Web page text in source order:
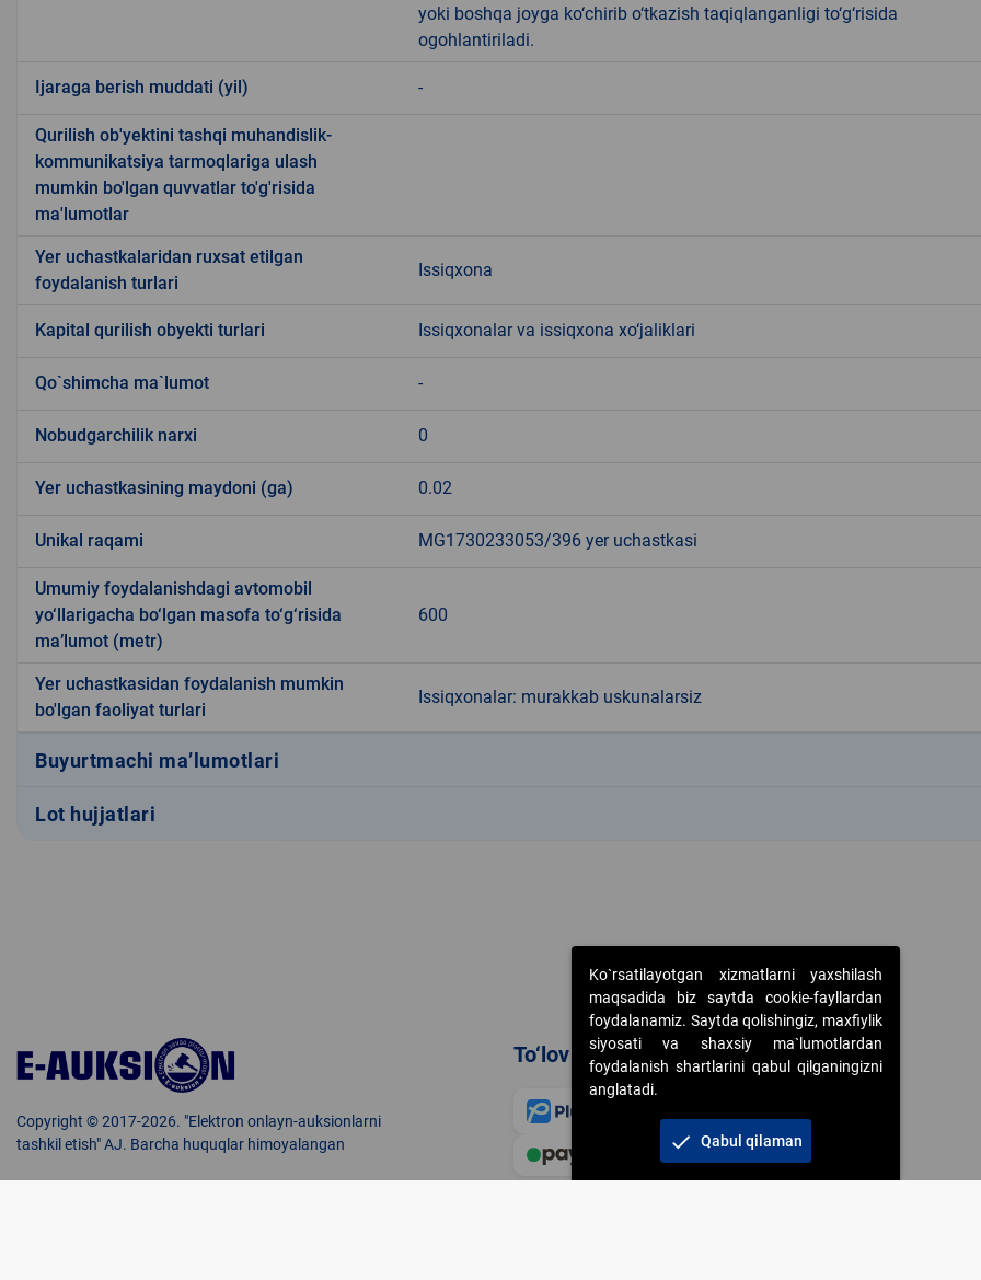
yoki boshqa joyga ko‘chirib o‘tkazish taqiqlanganligi to‘g‘risida
ogohlantiriladi.
Ijaraga berish muddati (yil) -
Qurilish ob'yektini tashqi muhandislik-
kommunikatsiya tarmoqlariga ulash
mumkin bo'lgan quvvatlar to'g'risida
ma'lumotlar
Yer uchastkalaridan ruxsat etilgan
foydalanish turlari
Issiqxona
Kapital qurilish obyekti turlari Issiqxonalar va issiqxona xo‘jaliklari
Qo`shimcha ma`lumot -
Nobudgarchilik narxi 0
Yer uchastkasining maydoni (ga) 0.02
Unikal raqami MG1730233053/396 yer uchastkasi
Umumiy foydalanishdagi avtomobil
yo‘llarigacha bo‘lgan masofa to‘g‘risida
ma’lumot (metr)
600
Yer uchastkasidan foydalanish mumkin
bo'lgan faoliyat turlari
Issiqxonalar: murakkab uskunalarsiz
Buyurtmachi ma’lumotlari
Lot hujjatlari
Copyright © 2017-2026. "Elektron onlayn-auksionlarni
tashkil etish" AJ. Barcha huquqlar himoyalangan
To‘lov usullari
Ko`rsatilayotgan xizmatlarni yaxshilash
maqsadida biz saytda cookie-fayllardan
foydalanamiz. Saytda qolishingiz, maxfiylik
siyosati va shaxsiy ma`lumotlardan
foydalanish shartlarini qabul qilganingizni
anglatadi.
check Qabul qilaman